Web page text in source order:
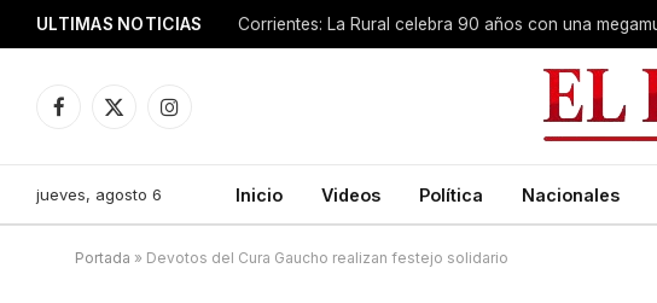
ULTIMAS NOTICIAS
Facebook
X
Instagram
jueves, agosto 6 Inicio Videos Política Nacionales
Portada » Devotos del Cura Gaucho realizan festejo solidario